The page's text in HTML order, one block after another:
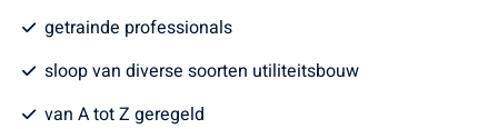
getrainde professionals
sloop van diverse soorten utiliteitsbouw
van A tot Z geregeld